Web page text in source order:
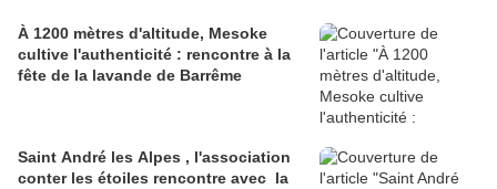
À 1200 mètres d'altitude, Mesoke
cultive l'authenticité : rencontre à la
fête de la lavande de Barrême
Saint André les Alpes , l'association
conter les étoiles rencontre avec la